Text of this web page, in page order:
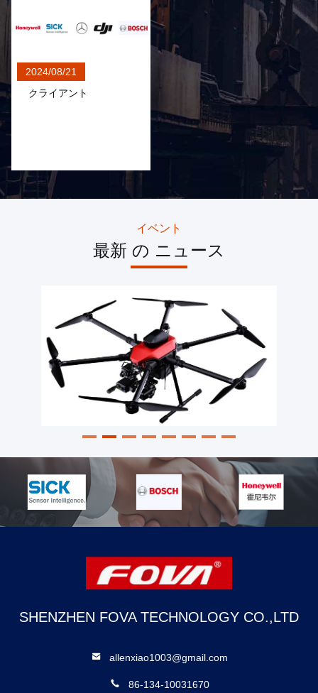
2FV300-W,二軸温度制御回転台は,高低温のテスト環境,慣性部品,慣性ナビゲーションシステムのテストに使用されます.角解像度は0.0001
2FV400-W,二軸温度制御回転台は,高低温のテスト環境,慣性部品,慣性ナビゲーションシステムのテストに使用されます.角位置範囲 0-360
2FV700-W,二軸温度制御回転台は,高低温のテスト環境,慣性部品,慣性ナビゲーションシステムのテストに使用されます.最大負荷重量70kg
3FV300 3軸のターンテーブルは,ジロスコップ,慣性測定装置,加速計をテストするために使用され,環境テストをシミュレートします.
1FV500 単軸回転台は,位置,速度,スイングテストおよび速度回転鏡およびそれらの慣性測定の検査に使用される高精度単軸速率試験装置です.
2024/08/21
クライアント
イベント
最新 の ニュース
SHENZHEN FOVA TECHNOLOGY CO.,LTD
allenxiao1003@gmail.com
86-134-10031670